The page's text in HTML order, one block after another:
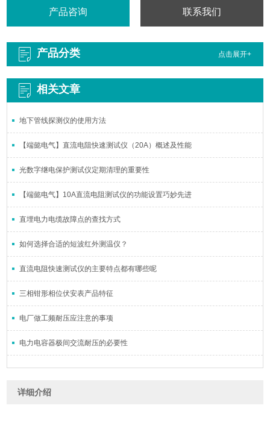
产品咨询 联系我们
产品分类 点击展开+
相关文章
地下管线探测仪的使用方法
【端懿电气】直流电阻快速测试仪（20A）概述及性能
光数字继电保护测试仪定期清理的重要性
【端懿电气】10A直流电阻测试仪的功能设置巧妙先进
直埋电力电缆故障点的查找方式
如何选择合适的短波红外测温仪？
直流电阻快速测试仪的主要特点都有哪些呢
三相钳形相位伏安表产品特征
电厂做工频耐压应注意的事项
电力电容器极间交流耐压的必要性
详细介绍